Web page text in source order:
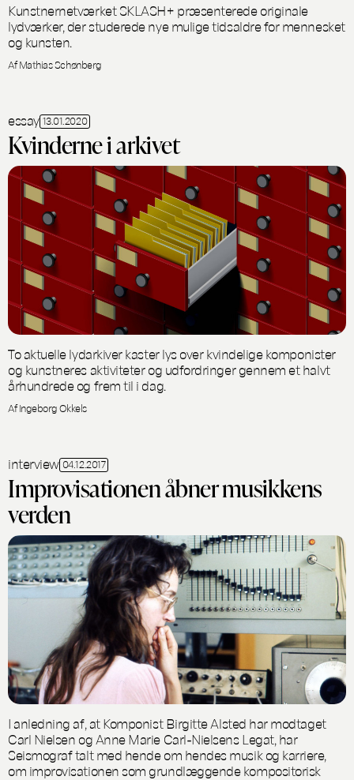
Kunstnernetværket SKLASH+ præsenterede originale
lydværker, der studerede nye mulige tidsaldre for mennesket
og kunsten.
Af Mathias Schønberg
essay 13.01.2020
Kvinderne i arkivet
To aktuelle lydarkiver kaster lys over kvindelige komponister
og kunstneres aktiviteter og udfordringer gennem et halvt
århundrede og frem til i dag.
Af Ingeborg Okkels
interview 04.12.2017
Improvisationen åbner musikkens
verden
I anledning af, at Komponist Birgitte Alsted har modtaget
Carl Nielsen og Anne Marie Carl-Nielsens Legat, har
Seismograf talt med hende om hendes musik og karriere,
om improvisationen som grundlæggende kompositorisk